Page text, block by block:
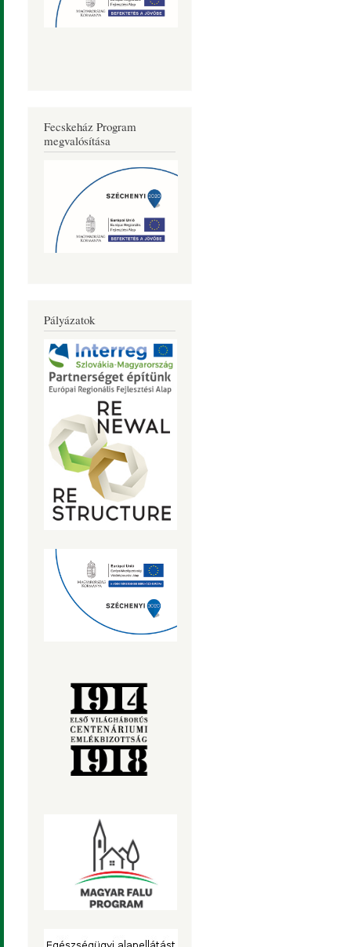
Fecskeház Program
megvalósítása
Pályázatok